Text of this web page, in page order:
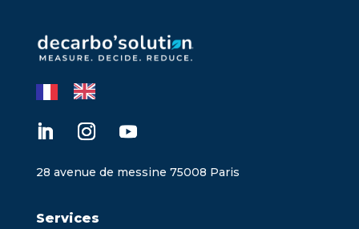
28 avenue de messine 75008 Paris
Services